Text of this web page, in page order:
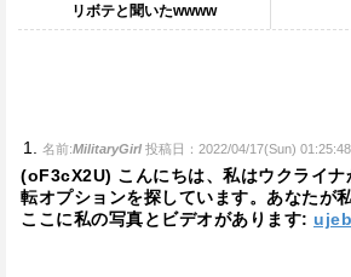
リボテと聞いたwwww
名前:MilitaryGirl 投稿日：2022/04/17(Sun) 01:25:48
(oF3cX2U) こんにちは、私はウクライナ
転オプションを探しています。あなたが
ここに私の写真とビデオがあります: